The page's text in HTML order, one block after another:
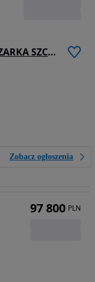
Terex FINLAY J-1170 AS / RS KRUSZARKA SZCZĘKOWA + PRZESIEWACZ PODWIESZANY ( POWERSCREEN, METSO, SANDVIK, KLEEMANN, McCloskey, EXTEC )
Zobacz ogłoszenia
97 800 PLN